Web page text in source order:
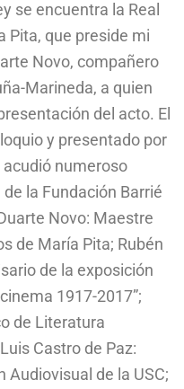
se encuentra la Real
Pita, que preside mi
Novo, compañero
Marineda, a quien
del acto. El
y presentado por
acudió numeroso
la Fundación Barrié
Novo: Maestre
de María Pita; Rubén
de la exposición
1917-2017”;
de Literatura
Castro de Paz:
Audiovisual de la USC;